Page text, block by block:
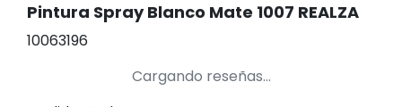
Pintura Spray Blanco Mate 1007 REALZA
10063196
Cargando reseñas...